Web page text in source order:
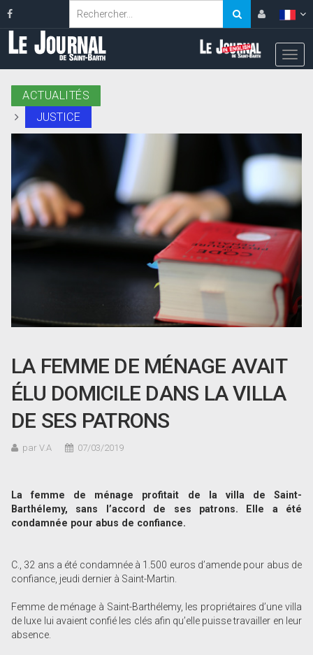
ACTUALITÉS
JUSTICE
LA FEMME DE MÉNAGE AVAIT
ÉLU DOMICILE DANS LA VILLA
DE SES PATRONS
par V.A 07/03/2019
La femme de ménage profitait de la villa de Saint-
Barthélemy, sans l’accord de ses patrons. Elle a été
condamnée pour abus de confiance.
C., 32 ans a été condamnée à 1.500 euros d’amende pour abus de
confiance, jeudi dernier à Saint-Martin.
Femme de ménage à Saint-Barthélemy, les propriétaires d’une villa
de luxe lui avaient confié les clés afin qu’elle puisse travailler en leur
absence.